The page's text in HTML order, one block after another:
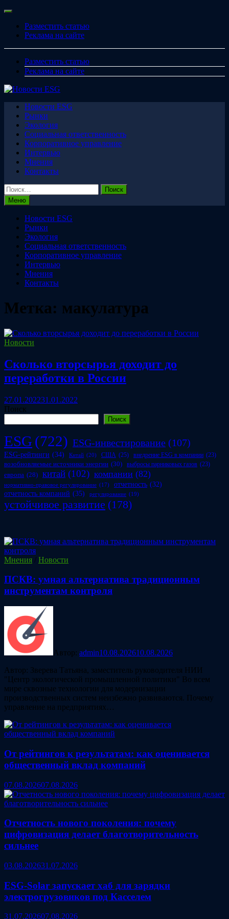
Перейти
содержимому
Меню
Разместить статью
Реклама на сайте
Разместить статью
Реклама на сайте
Новости ESG
Рынки
Экология
Социальная ответственность
Корпоративное управление
Интервью
Мнения
Контакты
Найти:
Меню
Новости ESG
Рынки
Экология
Социальная ответственность
Корпоративное управление
Интервью
Мнения
Контакты
Метка: макулатура
Новости
Сколько вторсырья доходит до
переработки в России
27.01.202231.01.2022
Поиск
Поиск
ESG (722) ESG-инвестирование (107)
ESG-рейтинги (34) Китай (20) США (25) внедрение ESG в компании (23)
возобновляемые источники энергии (30) выбросы парниковых газов (23)
европа (28) китай (102) компании (82)
нормативно-правовое регулирование (17) отчетность (32)
отчетность компаний (35) регулирование (19)
устойчивое развитие (178)
Мнения / Новости
ПСКВ: умная альтернатива традиционным
инструментам контроля
Автор: admin10.08.202610.08.2026
Автор: Зверева Татьяна, заместитель руководителя НИИ
"Центр экологической промышленной политики" Во всем
мире сквозные технологии для модернизации
производственных систем неизбежно развиваются. Почему
управление на предприятиях…
От рейтингов к результатам: как оценивается
общественный вклад компаний
07.08.202607.08.2026
Отчетность нового поколения: почему
цифровизация делает благотворительность
сильнее
03.08.202631.07.2026
ESG‑Solar запускает хаб для зарядки
электрогрузовиков под Касселем
31.07.202607.08.2026